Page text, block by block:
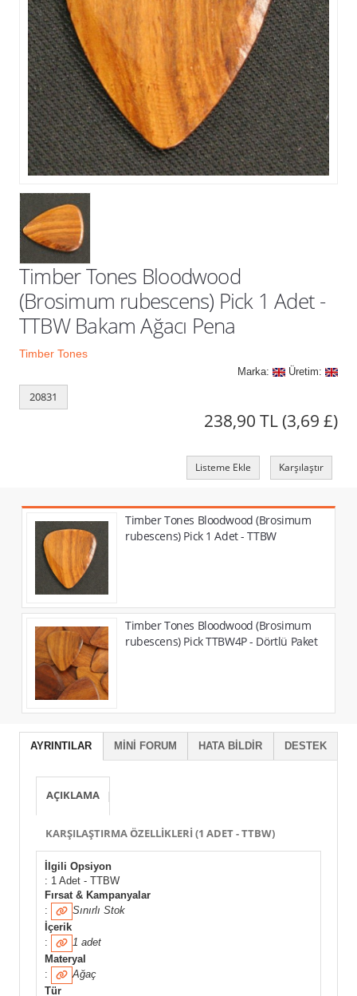
Kampanyalar
Timber Tones Bloodwood
(Brosimum rubescens) Pick 1 Adet -
TTBW Bakam Ağacı Pena
Timber Tones
Marka: Üretim:
20831
238,90 TL(3,69 £)
Listeme Ekle Karşılaştır
Timber Tones Bloodwood (Brosimum
rubescens) Pick 1 Adet - TTBW
Timber Tones Bloodwood (Brosimum
rubescens) Pick TTBW4P - Dörtlü Paket
AYRINTILAR MINI FORUM HATA BILDIR DESTEK
AÇIKLAMA
KARŞILAŞTIRMA ÖZELLIKLERI (1 ADET - TTBW)
İlgili Opsiyon
: 1 Adet - TTBW
Fırsat & Kampanyalar
:
Sınırlı Stok
İçerik
:
1 adet
Materyal
:
Ağaç
Tür